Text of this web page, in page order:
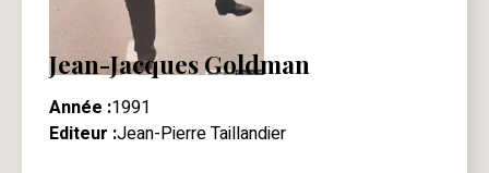
Jean-Jacques Goldman
Année :1991
Editeur :Jean-Pierre Taillandier